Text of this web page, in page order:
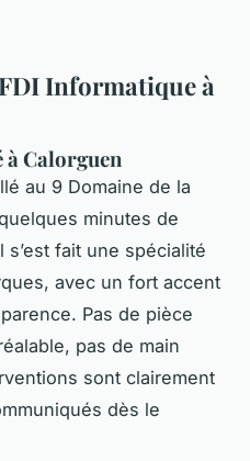
Informatique à
Calorguen
au 9 Domaine de la
minutes de
fait une spécialité
avec un fort accent
Pas de pièce
pas de main
sont clairement
dès le